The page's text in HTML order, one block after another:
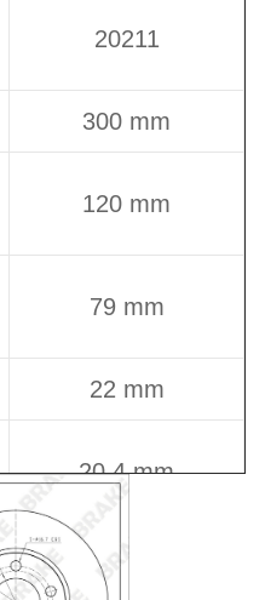
20211
300 mm
120 mm
79 mm
22 mm
20,4 mm
73 mm